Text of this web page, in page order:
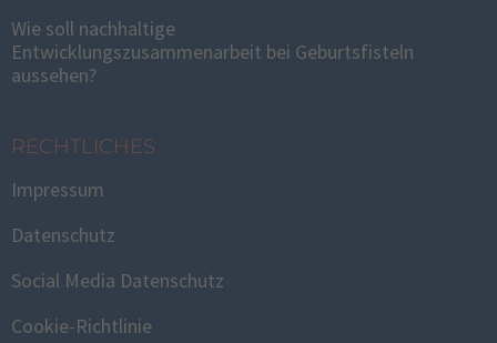
Wie soll nachhaltige
Entwicklungszusammenarbeit bei Geburtsfisteln
aussehen?
RECHTLICHES
Impressum
Datenschutz
Social Media Datenschutz
Cookie-Richtlinie